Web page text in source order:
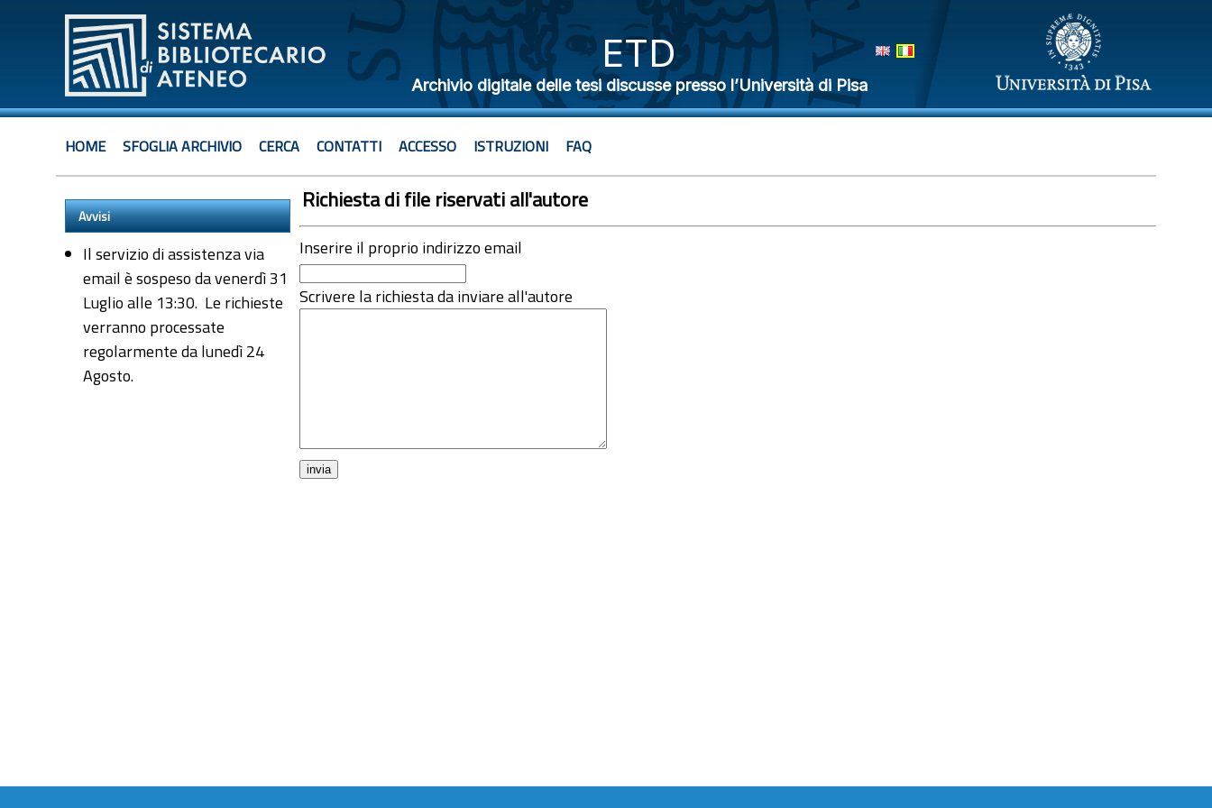
ETD
Archivio digitale delle tesi discusse presso l’Università di Pisa
HOME SFOGLIA ARCHIVIO CERCA CONTATTI ACCESSO ISTRUZIONI FAQ
Avvisi
Il servizio di assistenza via
email è sospeso da venerdì 31
Luglio alle 13:30. Le richieste
verranno processate
regolarmente da lunedì 24
Agosto.
Richiesta di file riservati all'autore
Inserire il proprio indirizzo email
Scrivere la richiesta da inviare all'autore